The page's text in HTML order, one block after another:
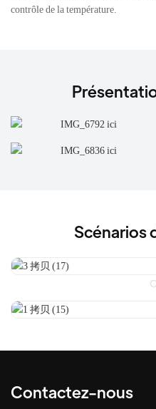
contrôle de la température.
Scénarios
Contactez-nous